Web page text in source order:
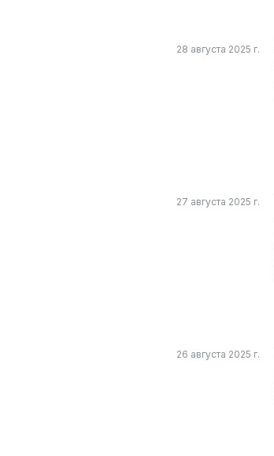
28 августа 2025 г.
27 августа 2025 г.
26 августа 2025 г.